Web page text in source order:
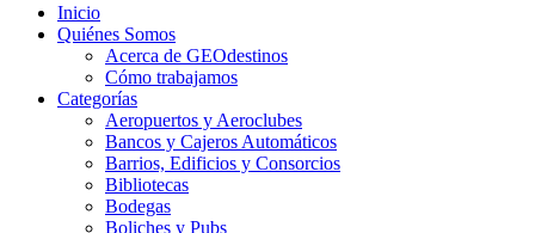
Inicio
Quiénes Somos
Acerca de GEOdestinos
Cómo trabajamos
Categorías
Aeropuertos y Aeroclubes
Bancos y Cajeros Automáticos
Barrios, Edificios y Consorcios
Bibliotecas
Bodegas
Boliches y Pubs